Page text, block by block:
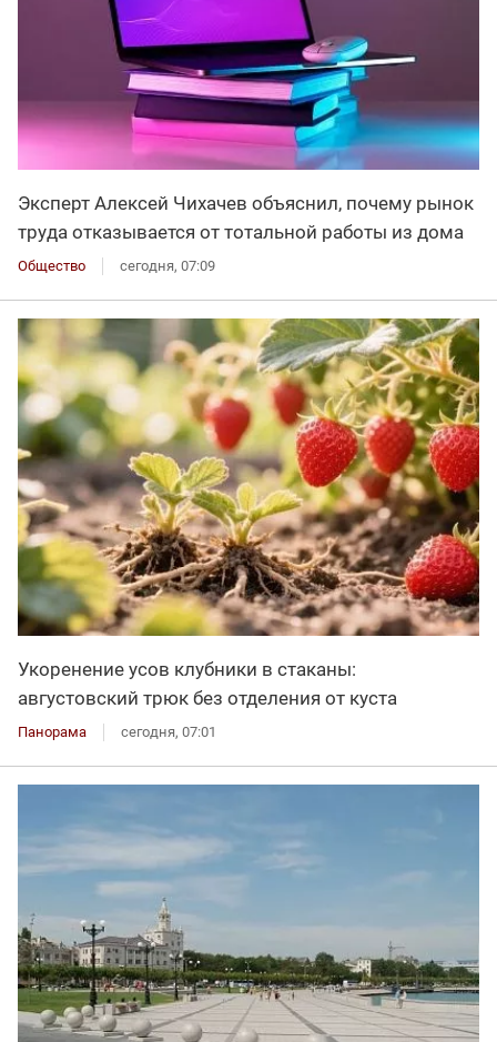
Эксперт Алексей Чихачев объяснил, почему рынок
труда отказывается от тотальной работы из дома
Общество сегодня, 07:09
Укоренение усов клубники в стаканы:
августовский трюк без отделения от куста
Панорама сегодня, 07:01